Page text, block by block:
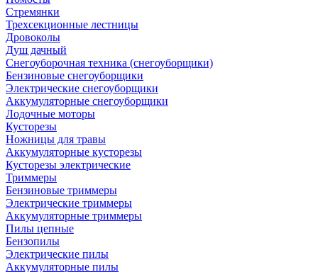
Стремянки
Трехсекционные лестницы
Дровоколы
Душ дачный
Снегоуборочная техника (снегоуборщики)
Бензиновые снегоуборщики
Электрические снегоуборщики
Аккумуляторные снегоуборщики
Лодочные моторы
Кусторезы
Ножницы для травы
Аккумуляторные кусторезы
Кусторезы электрические
Триммеры
Бензиновые триммеры
Электрические триммеры
Аккумуляторные триммеры
Пилы цепные
Бензопилы
Электрические пилы
Аккумуляторные пилы